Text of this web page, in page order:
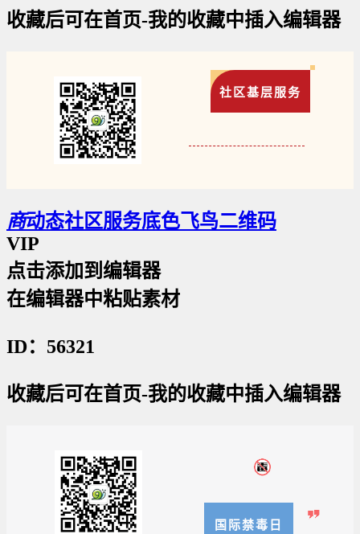
收藏后可在首页-我的收藏中插入编辑器
社区基层服务
商动态社区服务底色飞鸟二维码
VIP
点击添加到编辑器
在编辑器中粘贴素材
ID：56321
收藏后可在首页-我的收藏中插入编辑器
国际禁毒日